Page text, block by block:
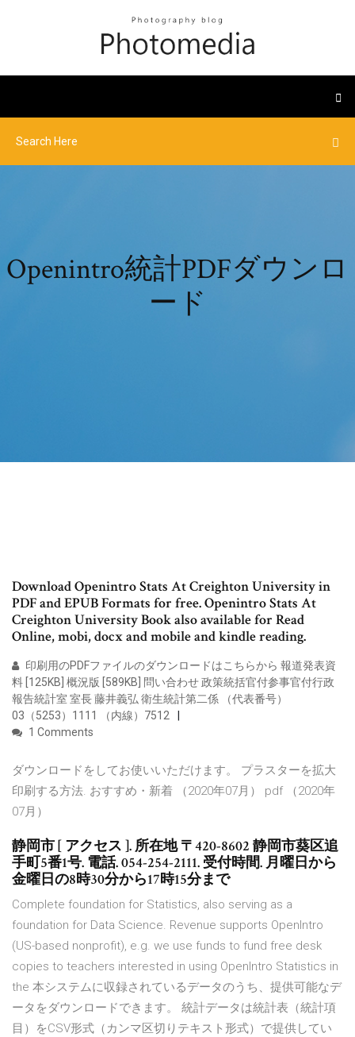
Openintro統計PDFダウンロ
ード
Download Openintro Stats At Creighton University in
PDF and EPUB Formats for free. Openintro Stats At
Creighton University Book also available for Read
Online, mobi, docx and mobile and kindle reading.
印刷用のPDFファイルのダウンロードはこちらから 報道発表資
料 [125KB] 概況版 [589KB] 問い合わせ 政策統括官付参事官付行政
報告統計室 室長 藤井義弘 衛生統計第二係 （代表番号）
03（5253）1111 （内線）7512
1 Comments
ダウンロードをしてお使いいただけます。 プラスターを拡大
印刷する方法. おすすめ・新着 （2020年07月） pdf （2020年
07月）
静岡市 [ アクセス ]. 所在地 〒420-8602 静岡市葵区追
手町5番1号. 電話. 054-254-2111. 受付時間. 月曜日から
金曜日の8時30分から17時15分まで
Complete foundation for Statistics, also serving as a
foundation for Data Science. Revenue supports OpenIntro
(US-based nonprofit), e.g. we use funds to fund free desk
copies to teachers interested in using OpenIntro Statistics in
the 本システムに収録されているデータのうち、提供可能なデ
ータをダウンロードできます。 統計データは統計表（統計項
目）をCSV形式（カンマ区切りテキスト形式）で提供してい